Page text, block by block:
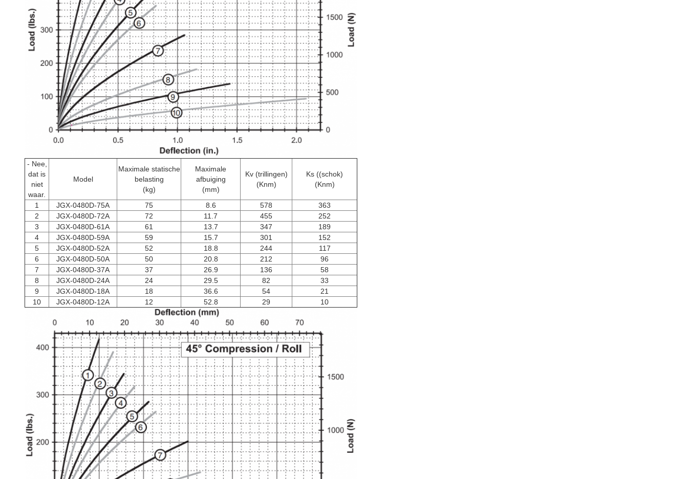
- Nee,
dat is
niet
waar.
Model
Maximale statische
belasting
(kg)
Maximale
afbuiging
(mm)
Kv (trillingen)
(Knm)
Ks ((schok)
(Knm)
1 JGX-0480D-75A 75 8.6 578
363
2
JGX-0480D-72A 72 11.7 455
252
3
JGX-0480D-61A 61 13.7 347
189
4
JGX-0480D-59A 59 15.7 301
152
5
JGX-0480D-52A 52 18.8 244
117
6
JGX-0480D-50A 50 20.8 212
96
7
JGX-0480D-37A 37 26.9 136
58
8
JGX-0480D-24A 24 29.5 82
33
9
JGX-0480D-18A 18 36.6 54
21
10
JGX-0480D-12A 12 52.8 29 10